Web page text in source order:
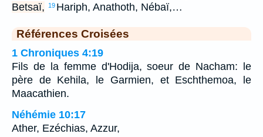
Betsaï,
19 Hariph, Anathoth, Nébaï,…
Références Croisées
1 Chroniques 4:19
Fils de la femme d'Hodija, soeur de Nacham: le
père de Kehila, le Garmien, et Eschthemoa, le
Maacathien.
Néhémie 10:17
Ather, Ezéchias, Azzur,